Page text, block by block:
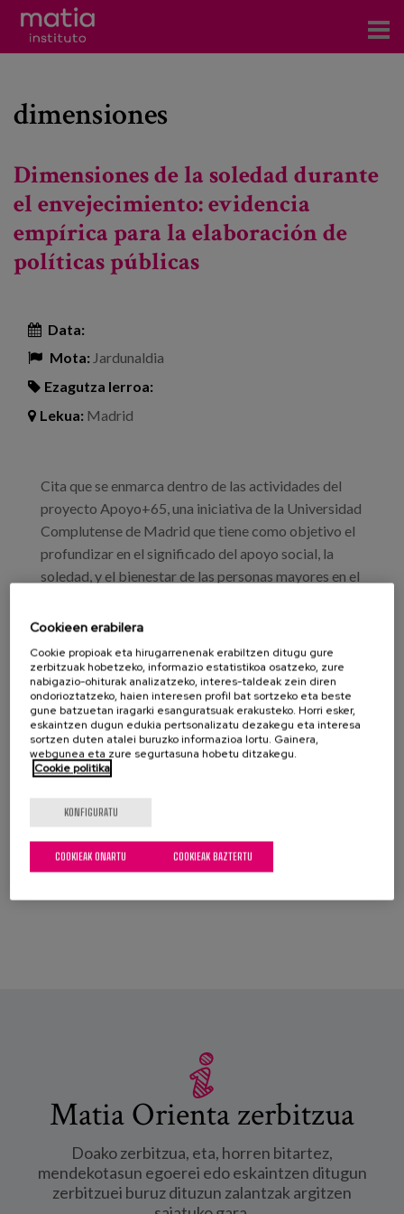
Ikerkuntza
Foroetan parte hartzea
Kontsultoretza
Prestakuntza
Bloga
Prentsa
Salaketa-kanala
dimensiones
Dimensiones de la soledad durante
el envejecimiento: evidencia
empírica para la elaboración de
políticas públicas
Data:
Mota: Jardunaldia
Ezagutza lerroa:
Lekua: Madrid
Cita que se enmarca dentro de las actividades del
proyecto Apoyo+65, una iniciativa de la Universidad
Complutense de Madrid que tiene como objetivo el
profundizar en el significado del apoyo social, la
soledad, y el bienestar de las personas mayores en el
duradero en el tiempo- de la pandemia COVID-19.
Con el interés de profundizar en aspectos
relacionados con las distintas experiencias de
soledad y de apoyo social se organiza una mesa
redonda con expertos que abordarán las siguientes
temáticas:
Programa Información de la jornada
Profesionalak
Gehiago irakurriDimensiones de la soledad durante el
envejecimiento: evidencia empírica para la
Matia Orienta zerbitzua
Doako zerbitzua, eta, horren bitartez,
mendekotasun egoerei edo eskaintzen ditugun
zerbitzuei buruz dituzun zalantzak argitzen
Cookieen erabilera
Cookie propioak eta hirugarrenenak erabiltzen ditugu gure
zerbitzuak hobetzeko, informazio estatistikoa osatzeko, zure
nabigazio-ohiturak analizatzeko, interes-taldeak zein diren
ondorioztatzeko, haien interesen profil bat sortzeko eta beste
gune batzuetan iragarki esanguratsuak erakusteko. Horri esker,
eskaintzen dugun edukia pertsonalizatu dezakegu eta interesa
sortzen duten atalei buruzko informazioa lortu. Gainera,
webgunea eta zure segurtasuna hobetu ditzakegu.
Cookie politika
KONFIGURATU
COOKIEAK BAZTERTU
COOKIEAK ONARTU